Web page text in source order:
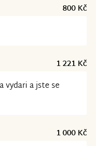
800 Kč
1 221 Kč
vydari a jste se
1 000 Kč